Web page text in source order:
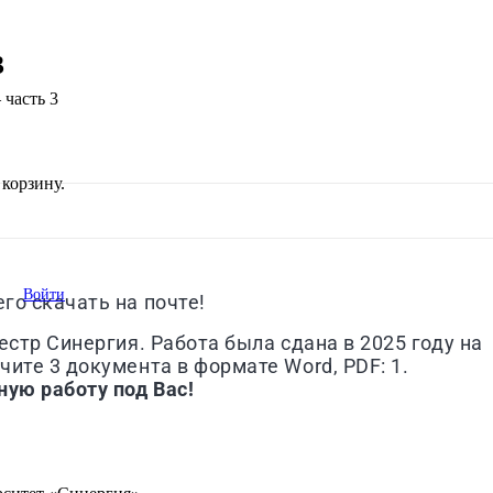
Войти
3
скачать на почте!
Синергия. Работа была сдана в 2025 году на
3 документа в формате Word, PDF: 1.
работу под Вас!